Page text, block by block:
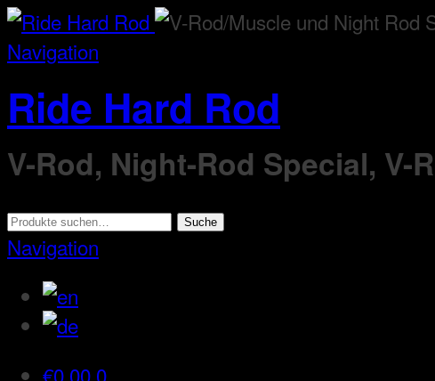
Navigation
Ride Hard Rod
V-Rod, Night-Rod Special,
Suche
nach:
Suche
Navigation
€0,00 0